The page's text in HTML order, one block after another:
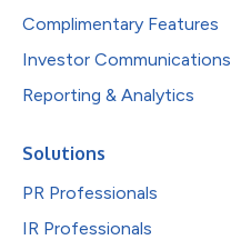
Complimentary Features
Investor Communications
Reporting & Analytics
Solutions
PR Professionals
IR Professionals